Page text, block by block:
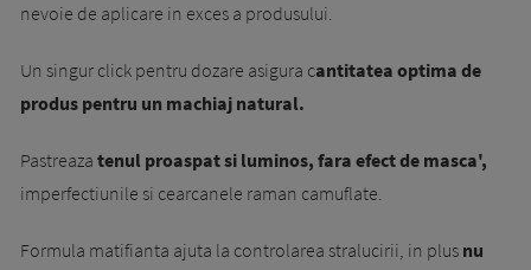
nevoie de aplicare in exces a produsului.
Un singur click pentru dozare asigura cantitatea optima de
produs pentru un machiaj natural.
Pastreaza tenul proaspat si luminos, fara efect de masca',
imperfectiunile si cearcanele raman camuflate.
Formula matifianta ajuta la controlarea stralucirii, in plus nu